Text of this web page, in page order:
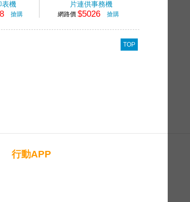
表機
搶購
片連供事務機
網路價 $5026 搶購
TOP